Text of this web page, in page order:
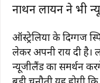
नाथन लायन ने भी
ऑस्ट्रेलिया के दिग्गज
लेकर अपनी राय दी
न्यूजीलैंड का समर्थन